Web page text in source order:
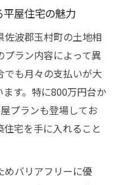
屋住宅の魅力
波郡玉村町の土地相
ラン内容によって異
でも月々の支払いが大
す。特に800万円台か
プランも登場してお
宅を手に入れること
めバリアフリーに優